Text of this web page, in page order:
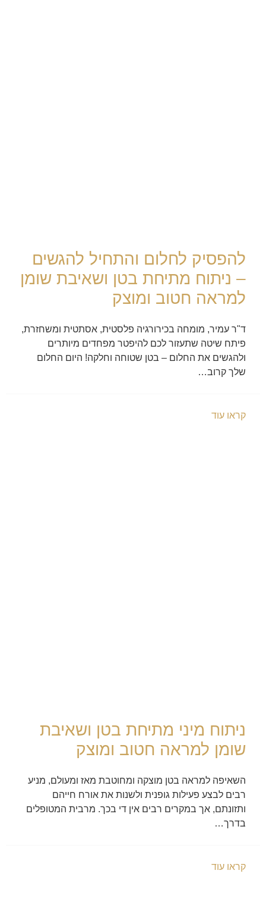
להפסיק לחלום והתחיל להגשים
– ניתוח מתיחת בטן ושאיבת שומן
למראה חטוב ומוצק
ד"ר עמיר, מומחה בכירורגיה פלסטית, אסתטית ומשחזרת,
פיתח שיטה שתעזור לכם להיפטר מפחדים מיותרים
ולהגשים את החלום – בטן שטוחה וחלקה! היום החלום
שלך קרוב…
קראו עוד
ניתוח מיני מתיחת בטן ושאיבת
שומן למראה חטוב ומוצק
השאיפה למראה בטן מוצקה ומחוטבת מאז ומעולם, מניע
רבים לבצע פעילות גופנית ולשנות את אורח חייהם
ותזונתם, אך במקרים רבים אין די בכך. מרבית המטופלים
בדרך…
קראו עוד